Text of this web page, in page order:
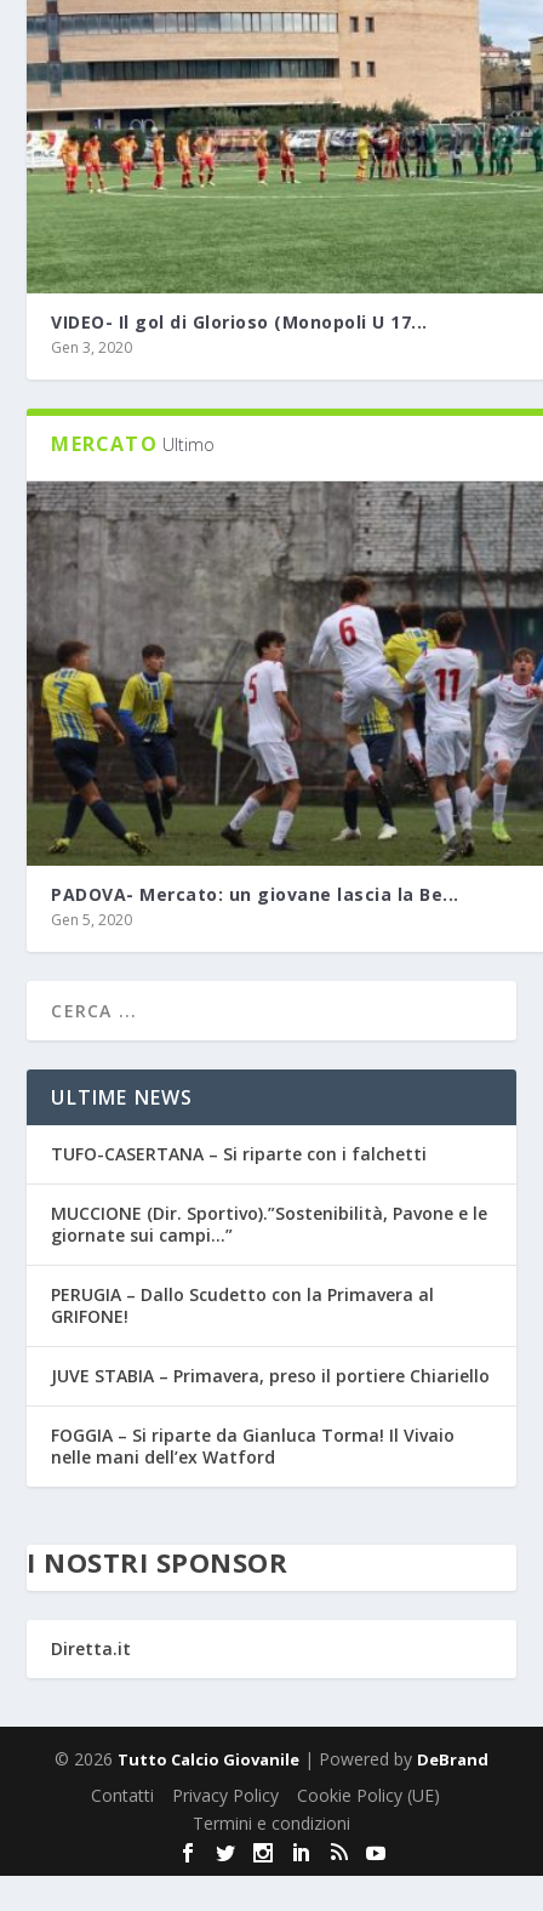
VIDEO- Il gol di Glorioso (Monopoli U 17...
Gen 3, 2020
MERCATO Ultimo
PADOVA- Mercato: un giovane lascia la Be...
Gen 5, 2020
ULTIME NEWS
TUFO-CASERTANA – Si riparte con i falchetti
MUCCIONE (Dir. Sportivo).”Sostenibilità, Pavone e le
giornate sui campi…”
PERUGIA – Dallo Scudetto con la Primavera al
GRIFONE!
JUVE STABIA – Primavera, preso il portiere Chiariello
FOGGIA – Si riparte da Gianluca Torma! Il Vivaio
nelle mani dell’ex Watford
I NOSTRI SPONSOR
Diretta.it
© 2026 Tutto Calcio Giovanile | Powered by DeBrand
Contatti Privacy Policy
Cookie Policy (UE)
Termini e condizioni